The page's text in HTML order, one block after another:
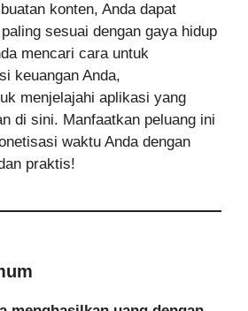
konten, Anda dapat
sesuai dengan gaya hidup
mencari cara untuk
keuangan Anda,
menjelajahi aplikasi yang
di sini. Manfaatkan peluang ini
waktu Anda dengan
praktis!